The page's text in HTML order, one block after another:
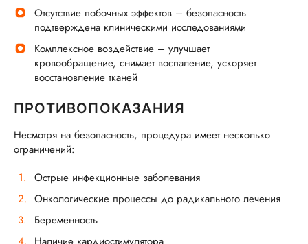
Отсутствие побочных эффектов – безопасность
подтверждена клиническими исследованиями
Комплексное воздействие – улучшает
кровообращение, снимает воспаление, ускоряет
восстановление тканей
ПРОТИВОПОКАЗАНИЯ
Несмотря на безопасность, процедура имеет несколько
ограничений:
Острые инфекционные заболевания
Онкологические процессы до радикального лечения
Беременность